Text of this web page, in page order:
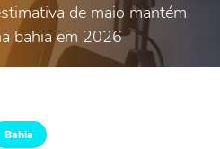
de maio mantém
bahia em 2026
Bahia